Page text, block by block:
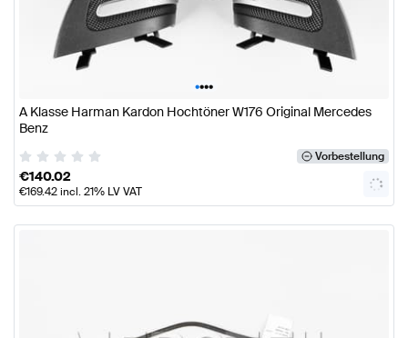
••••
A Klasse Harman Kardon Hochtöner W176 Original Mercedes
Benz
Vorbestellung
€140.02
€169.42incl. 21% LV VAT